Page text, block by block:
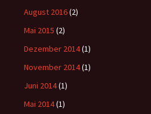
August 2016(2)
Mai 2015 (2)
Dezember 2014(1)
November 2014(1)
Juni 2014(1)
Mai 2014(1)